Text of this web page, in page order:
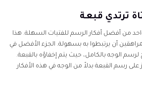
من أفضل أفكار الرسم للفتيات السهلة. هذا
أن يرتبطوا به بسهولة. الجزء الأفضل في
لرسم الوجه بالكامل، حيث يتم إخفاؤه بالقبعة.
رسم القبعة بدلاً من الوجه في هذه الأفكار